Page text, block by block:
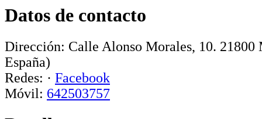
Datos de contacto
Dirección: Calle Alonso Morales, 10. 21800
España)
Redes: · Facebook
Móvil: 642503757